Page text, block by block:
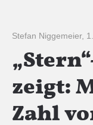
Stefan Niggemeier,
zeigt:
Zahl